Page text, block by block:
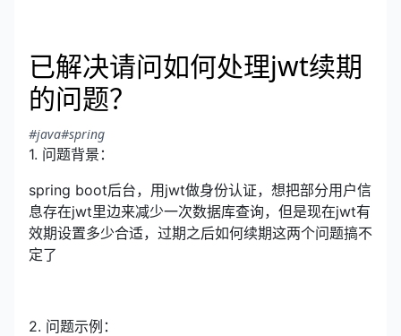
已解决请问如何处理jwt续期
的问题？
#java#spring
1. 问题背景：
spring boot后台，用jwt做身份认证，想把部分用户信
息存在jwt里边来减少一次数据库查询，但是现在jwt有
效期设置多少合适，过期之后如何续期这两个问题搞不
定了
2. 问题示例：